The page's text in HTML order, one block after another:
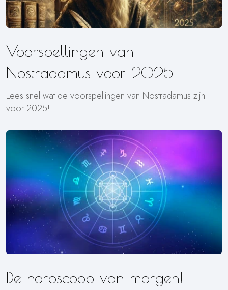
Voorspellingen van
Nostradamus voor 2025
Lees snel wat de voorspellingen van Nostradamus zijn
voor 2025!
De horoscoop van morgen!